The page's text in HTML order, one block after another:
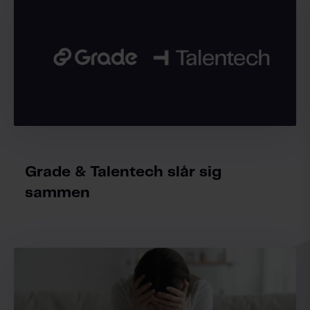
Grade & Talentech slår sig
sammen